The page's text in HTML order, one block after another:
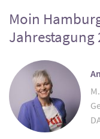
Moin
Jahrestagung